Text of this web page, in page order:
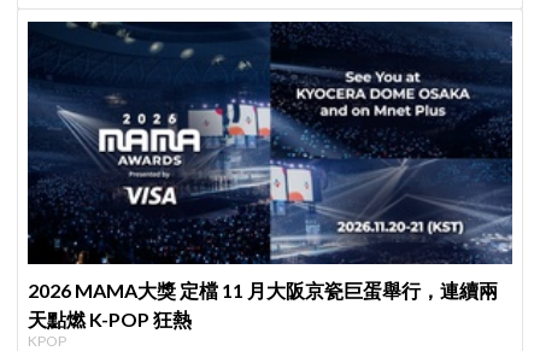
2026 MAMA大獎 定檔 11 月大阪京瓷巨蛋舉行，連續兩
天點燃 K-POP 狂熱
KPOP